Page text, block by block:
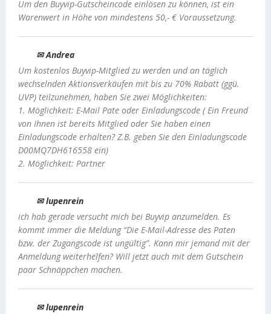
Um den Buyvip-Gutscheincode einlösen zu können, ist ein
Warenwert in Höhe von mindestens 50,- € Voraussetzung.
✉ Andrea
Um kostenlos Buyvip-Mitglied zu werden und an täglich
wechselnden Aktionsverkäufen mit bis zu 70% Rabatt (ggü.
UVP) teilzunehmen, haben Sie zwei Möglichkeiten:
1. Möglichkeit: E-Mail Pate oder Einladungscode ( Ein Freund
von Ihnen ist bereits Mitglied oder Sie haben einen
Einladungscode erhalten? Z.B. geben Sie den Einladungscode
D00MQ7DH616558 ein)
2. Möglichkeit: Partner
✉ lupenrein
ich hab gerade versucht mich bei Buyvip anzumelden. Es
kommt immer die Meldung “Die E-Mail-Adresse des Paten
bzw. der Zugangscode ist ungültig”. Kann mir jemand mit der
Anmeldung weiterhelfen? Will jetzt auch mit dem Gutschein
paar Schnäppchen machen.
✉ lupenrein